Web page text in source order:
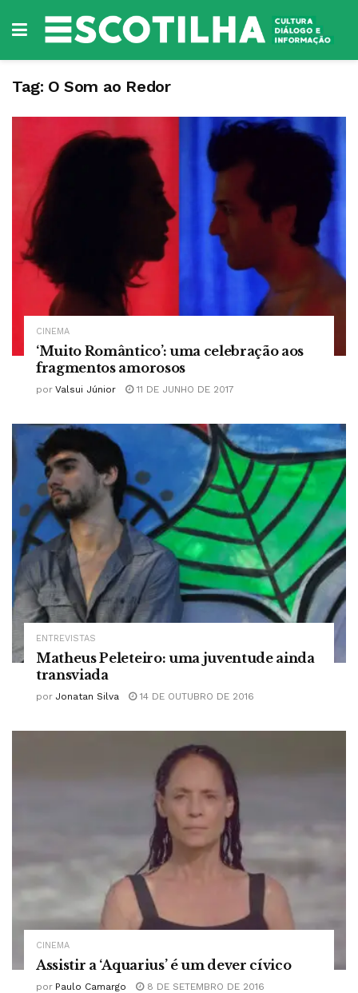
Tag: O Som ao Redor
CINEMA
‘Muito Romântico’: uma celebração aos
fragmentos amorosos
por Valsui Júnior 11 DE JUNHO DE 2017
ENTREVISTAS
Matheus Peleteiro: uma juventude ainda
transviada
por Jonatan Silva 14 DE OUTUBRO DE 2016
CINEMA
Assistir a ‘Aquarius’ é um dever cívico
por Paulo Camargo 8 DE SETEMBRO DE 2016